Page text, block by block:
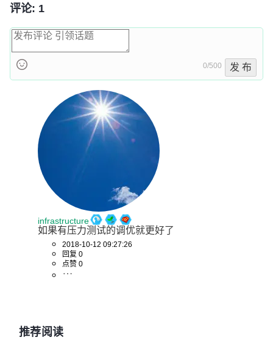
评论: 1
0/500 发 布
infrastructure
如果有压力测试的调优就更好了
2018-10-12 09:27:26
回复 0
点赞 0
推荐阅读